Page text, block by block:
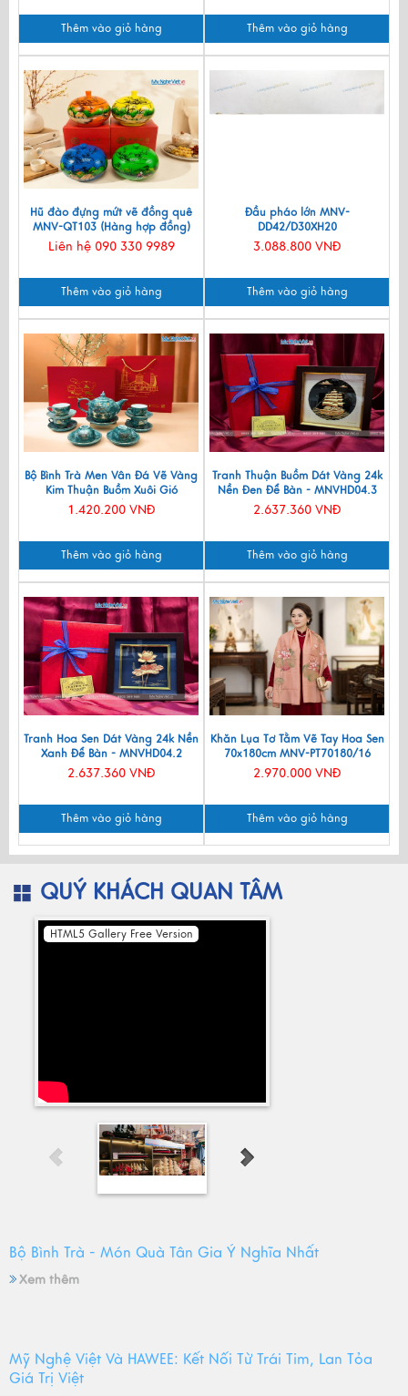
Thêm vào giỏ hàng Thêm vào giỏ hàng
Hũ đào đựng mứt vẽ đồng quê
MNV-QT103 (Hàng hợp đồng)
Liên hệ 090 330 9989
Thêm vào giỏ hàng
Đầu pháo lớn MNV-
DD42/D30XH20
3.088.800 VNĐ
Thêm vào giỏ hàng
Bộ Bình Trà Men Vân Đá Vẽ Vàng
Kim Thuận Buồm Xuôi Gió
VBT12/14
1.420.200 VNĐ
Thêm vào giỏ hàng
Tranh Thuận Buồm Dát Vàng 24k
Nền Đen Để Bàn - MNVHD04.3
2.637.360 VNĐ
Thêm vào giỏ hàng
Tranh Hoa Sen Dát Vàng 24k Nền
Xanh Để Bàn - MNVHD04.2
2.637.360 VNĐ
Thêm vào giỏ hàng
Khăn Lụa Tơ Tằm Vẽ Tay Hoa Sen
70x180cm MNV-PT70180/16
2.970.000 VNĐ
Thêm vào giỏ hàng
QUÝ KHÁCH QUAN TÂM
HTML5 Gallery Free Version
Bộ Bình Trà - Món Quà Tân Gia Ý Nghĩa Nhất
Xem thêm
Mỹ Nghệ Việt Và HAWEE: Kết Nối Từ Trái Tim, Lan Tỏa
Giá Trị Việt